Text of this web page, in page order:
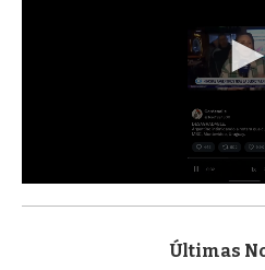
s
Últimas